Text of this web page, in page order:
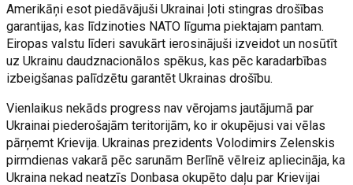
Amerikāņi esot piedāvājuši Ukrainai ļoti stingras drošības
garantijas, kas līdzinoties NATO līguma piektajam pantam.
Eiropas valstu līderi savukārt ierosinājuši izveidot un nosūtīt
uz Ukrainu daudznacionālos spēkus, kas pēc karadarbības
izbeigšanas palīdzētu garantēt Ukrainas drošību.
Vienlaikus nekāds progress nav vērojams jautājumā par
Ukrainai piederošajām teritorijām, ko ir okupējusi vai vēlas
pārņemt Krievija. Ukrainas prezidents Volodimirs Zelenskis
pirmdienas vakarā pēc sarunām Berlīnē vēlreiz apliecināja, ka
Ukraina nekad neatzīs Donbasa okupēto daļu par Krievijai